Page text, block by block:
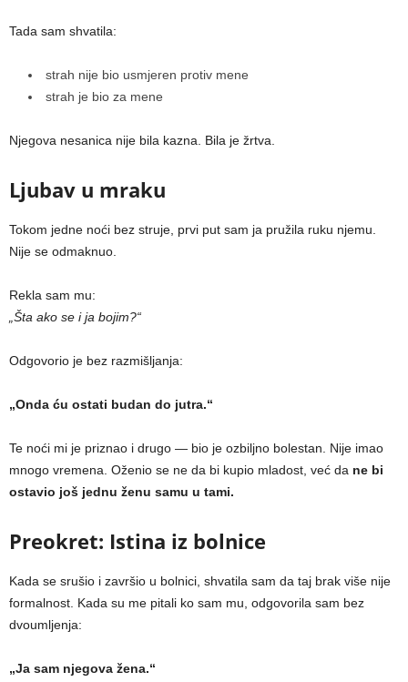
Tada sam shvatila:
strah nije bio usmjeren protiv mene
strah je bio za mene
Njegova nesanica nije bila kazna. Bila je žrtva.
Ljubav u mraku
Tokom jedne noći bez struje, prvi put sam ja pružila ruku njemu.
Nije se odmaknuo.
Rekla sam mu:
„Šta ako se i ja bojim?“
Odgovorio je bez razmišljanja:
„Onda ću ostati budan do jutra.“
Te noći mi je priznao i drugo — bio je ozbiljno bolestan. Nije imao
mnogo vremena. Oženio se ne da bi kupio mladost, već da ne bi
ostavio još jednu ženu samu u tami.
Preokret: Istina iz bolnice
Kada se srušio i završio u bolnici, shvatila sam da taj brak više nije
formalnost. Kada su me pitali ko sam mu, odgovorila sam bez
dvoumljenja:
„Ja sam njegova žena.“